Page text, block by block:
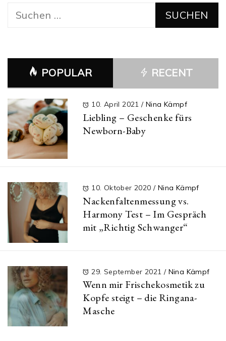
Suchen
POPULAR RECENT
10. April 2021/ Nina Kämpf
Liebling – Geschenke fürs
Newborn-Baby
10. Oktober 2020 / Nina Kämpf
Nackenfaltenmessung vs.
Harmony Test – Im Gespräch
mit „Richtig Schwanger“
29. September 2021 / Nina Kämpf
Wenn mir Frischekosmetik zu
Kopfe steigt – die Ringana-
Masche